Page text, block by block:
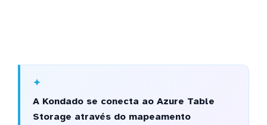
A Kondado se conecta ao Azure Table
Storage através do mapeamento